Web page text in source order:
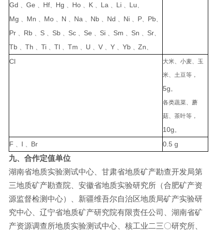
Gd Ge Hf、 Hg Ho K La Li Lu
Mg Mn Mo N Na Nb Nd Ni P、 Pb、
Pr Rb S Sb Sc Se Si Sm Sn Sr、
Tb Th Ti Tl Tm U V Y Yb Zn
Cl
大米、小麦、玉
米、土豆等，
5g 。
各类蔬菜、蘑
菇、茶叶等，
10g 。
F I Br 0.5 g
九、合作定值单位
湖南省地质实验测试中心、甘肃省地质矿产勘查开发局第
三地质矿产勘查院、 安徽省地质实验研究所（合肥矿产资
源监督检测中心）、新疆维吾尔自治区地质局矿产实验研
究中心、辽宁省地质矿产研究院有限责任公司、湖南省矿
产资源调查所地质实验测试中心、核工业二三〇研究所、